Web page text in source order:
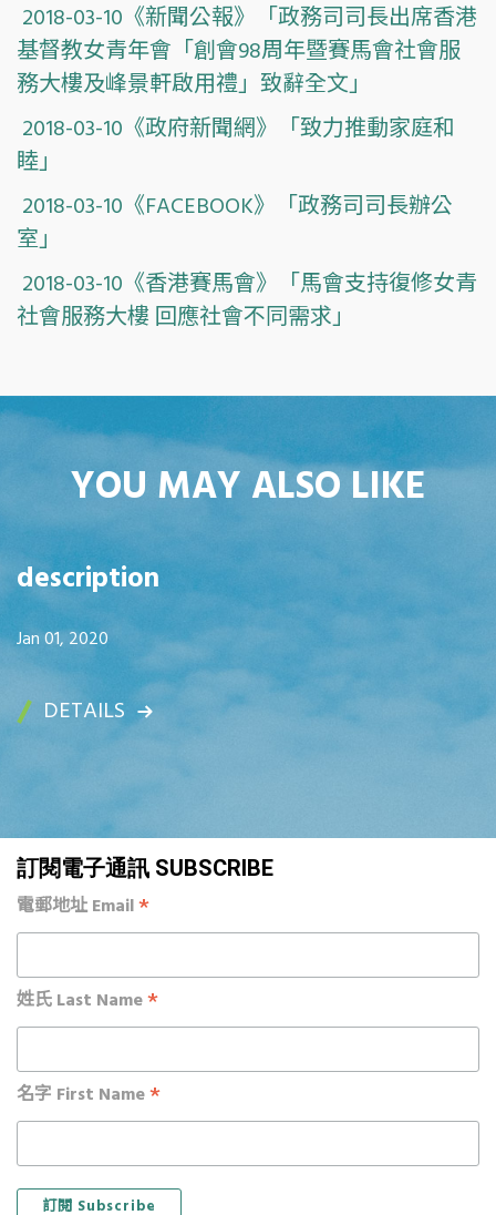
2018-03-10《新聞公報》「政務司司長出席香港
基督教女青年會「創會98周年暨賽馬會社會服
務大樓及峰景軒啟用禮」致辭全文」
2018-03-10《政府新聞網》「致力推動家庭和
睦」
2018-03-10《FACEBOOK》「政務司司長辦公
室」
2018-03-10《香港賽馬會》「馬會支持復修女青
社會服務大樓 回應社會不同需求」
YOU MAY ALSO LIKE
description
Jan 01, 2020
DETAILS
訂閱電子通訊 SUBSCRIBE
電郵地址 Email*
姓氏 Last Name*
名字 First Name*